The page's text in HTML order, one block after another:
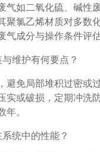
气如二氧化硫、碱性
聚氯乙烯材质对多数
成分与操作条件评估
维护有何要点？
避免局部堆积过密或
实或破损，定期冲洗
。
统中的性能？